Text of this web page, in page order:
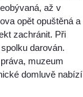
až v
opět opuštěná a
zachránit. Při
darován.
muzeum
domluvě nabízí